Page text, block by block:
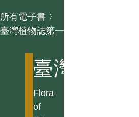
所有電子書 〉
臺灣植物誌第一版
臺灣植物誌
Flora
of